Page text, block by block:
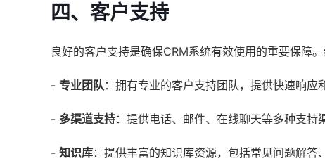
四、客户支持
良好的客户支持是确保CRM系统有效使用的重要保障
- 专业团队：拥有专业的客户支持团队，提供快速响应
- 多渠道支持：提供电话、邮件、在线聊天等多种支持
- 知识库：提供丰富的知识库资源，包括常见问题解答